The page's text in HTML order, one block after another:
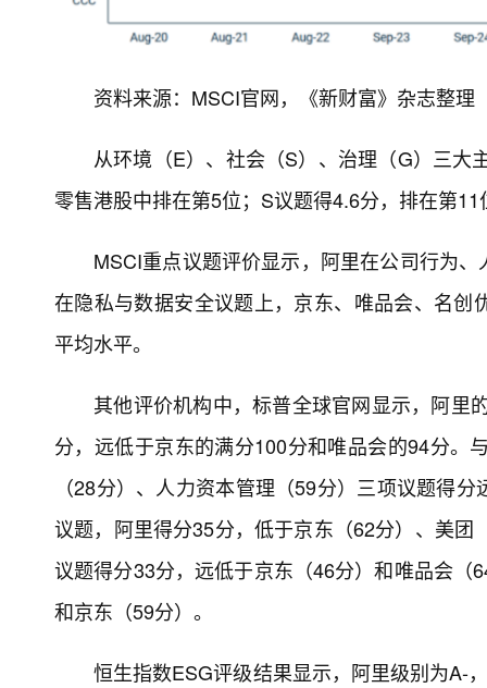
资料来源：MSCI官网，《新财富》杂志整理
从环境（E）、社会（S）、治理（G）三大
零售港股中排在第5位；S议题得4.6分，排在第
MSCI重点议题评价显示，阿里在公司行为
在隐私与数据安全议题上，京东、唯品会、名
平均水平。
其他评价机构中，标普全球官网显示，阿里
分，远低于京东的满分100分和唯品会的94分。
（28分）、人力资本管理（59分）三项议题得
议题，阿里得分35分，低于京东（62分）、美
议题得分33分，远低于京东（46分）和唯品会
和京东（59分）。
恒生指数ESG评级结果显示，阿里级别为A-